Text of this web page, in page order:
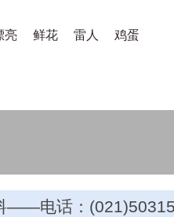
亮 鲜花 雷人 鸡蛋
——电话：